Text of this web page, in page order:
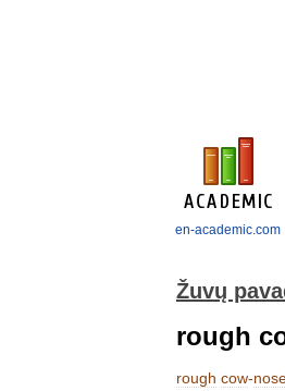
en-academic.com
Žuvų
rough
rough cow-